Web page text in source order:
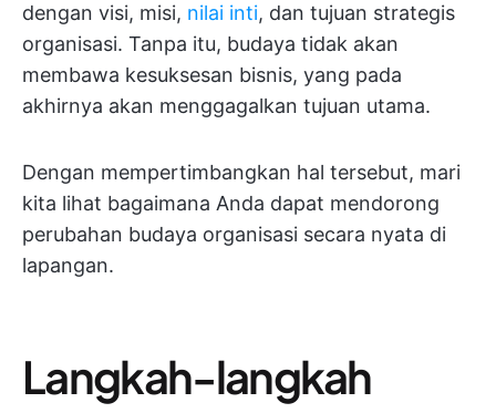
dengan visi, misi, nilai inti, dan tujuan strategis
organisasi. Tanpa itu, budaya tidak akan
membawa kesuksesan bisnis, yang pada
akhirnya akan menggagalkan tujuan utama.
Dengan mempertimbangkan hal tersebut, mari
kita lihat bagaimana Anda dapat mendorong
perubahan budaya organisasi secara nyata di
lapangan.
Langkah-langkah